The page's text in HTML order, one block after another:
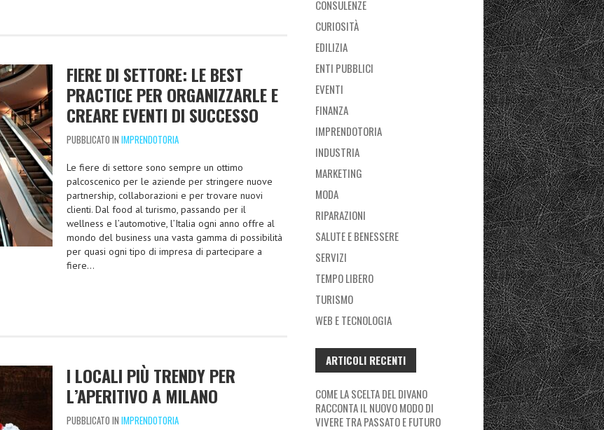
FIERE DI SETTORE: LE BEST
PRACTICE PER ORGANIZZARLE E
CREARE EVENTI DI SUCCESSO
PUBBLICATO IN IMPRENDOTORIA
Le fiere di settore sono sempre un ottimo
palcoscenico per le aziende per stringere nuove
partnership, collaborazioni e per trovare nuovi
clienti. Dal food al turismo, passando per il
wellness e l’automotive, l’Italia ogni anno offre al
mondo del business una vasta gamma di possibilità
per quasi ogni tipo di impresa di partecipare a
fiere…
I LOCALI PIÙ TRENDY PER
L’APERITIVO A MILANO
PUBBLICATO IN IMPRENDOTORIA
CONSULENZE
CURIOSITÀ
EDILIZIA
ENTI PUBBLICI
EVENTI
FINANZA
IMPRENDOTORIA
INDUSTRIA
MARKETING
MODA
RIPARAZIONI
SALUTE E BENESSERE
SERVIZI
TEMPO LIBERO
TURISMO
WEB E TECNOLOGIA
ARTICOLI RECENTI
COME LA SCELTA DEL DIVANO
RACCONTA IL NUOVO MODO DI
VIVERE TRA PASSATO E FUTURO